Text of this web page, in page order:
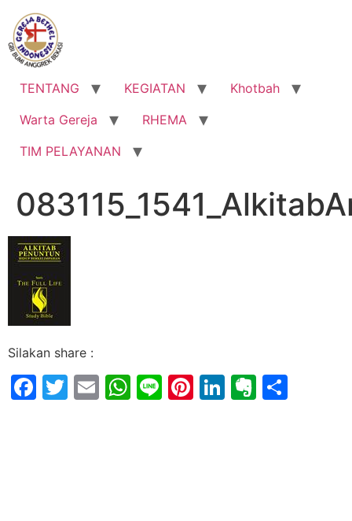
Lewati
konten
TENTANG KEGIATAN
Khotbah
Warta Gereja
RHEMA
TIM PELAYANAN
Silakan share :
Facebook
Twitter
EmailWhatsApp
LinePinterest
LinkedIn